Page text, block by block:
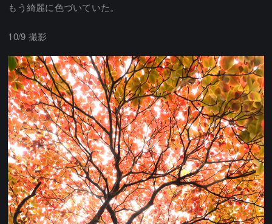
もう綺麗に色づいていた。
10/9 撮影